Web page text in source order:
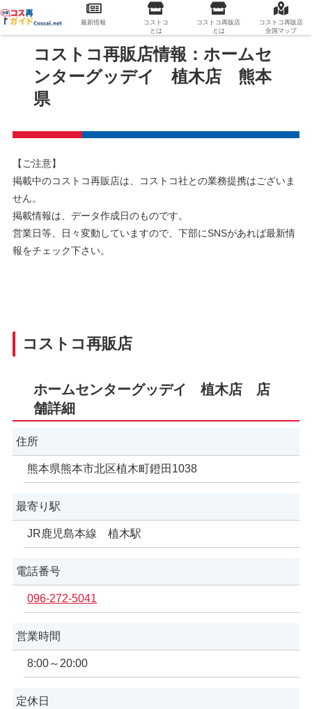
コストコ再販店情報：ホームセ
ンターグッデイ 植木店 熊本
県
【ご注意】
掲載中のコストコ再販店は、コストコ社との業務提携はございま
せん。
掲載情報は、データ作成日のものです。
営業日等、日々変動していますので、下部にSNSがあれば最新情
報をチェック下さい。
コストコ再販店
ホームセンターグッデイ 植木店 店
舗詳細
住所
熊本県熊本市北区植木町鐙田1038
最寄り駅
JR鹿児島本線 植木駅
電話番号
096-272-5041
営業時間
8:00～20:00
定休日
最新情報
コストコ
とは
コストコ再販店
とは
コストコ再販店
全国マップ